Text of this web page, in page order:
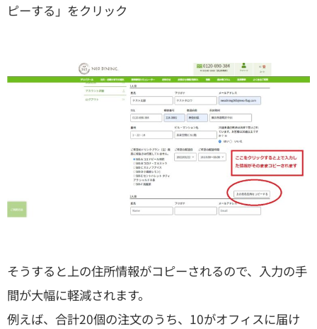
ピーする」をクリック
そうすると上の住所情報がコピーされるので、入力の手
間が大幅に軽減されます。
例えば、合計20個の注文のうち、10がオフィスに届け